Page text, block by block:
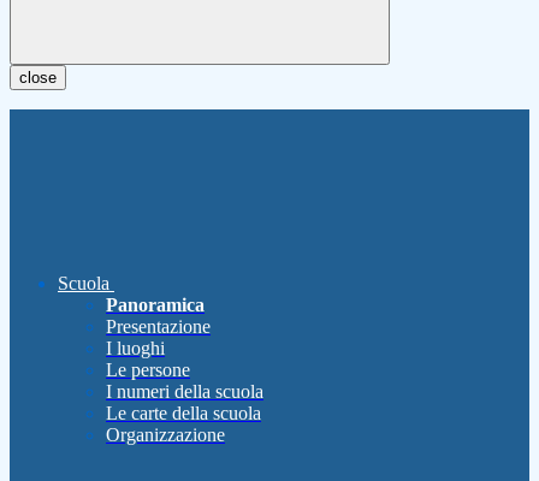
close
Scuola
Panoramica
Presentazione
I luoghi
Le persone
I numeri della scuola
Le carte della scuola
Organizzazione